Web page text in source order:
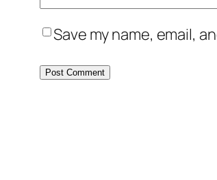
Save my name, email,